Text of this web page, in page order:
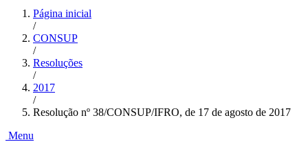
Página inicial
/
CONSUP
/
Resoluções
/
2017
/
Resolução nº 38/CONSUP/IFRO, de 17 de agosto de 2017
Menu